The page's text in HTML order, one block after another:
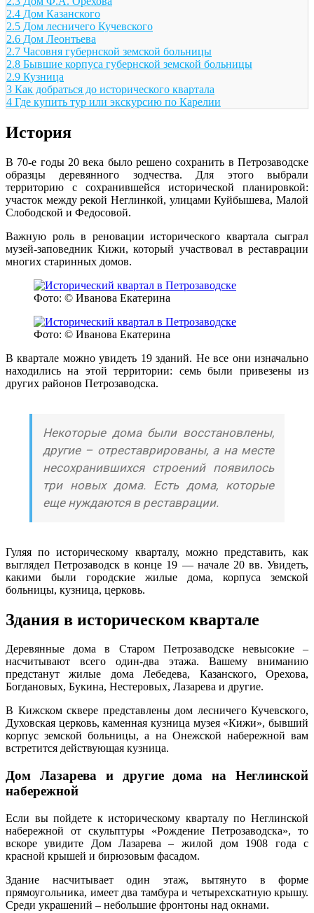
2.4 Дом Казанского
2.5 Дом лесничего Кучевского
2.6 Дом Леонтьева
2.7 Часовня губернской земской больницы
2.8 Бывшие корпуса губернской земской больницы
2.9 Кузница
3 Как добраться до исторического квартала
4 Где купить тур или экскурсию по Карелии
История
В 70-е годы 20 века было решено сохранить в Петрозаводске
образцы деревянного зодчества. Для этого выбрали
территорию с сохранившейся исторической планировкой:
участок между рекой Неглинкой, улицами Куйбышева, Малой
Слободской и Федосовой.
Важную роль в реновации исторического квартала сыграл
музей-заповедник Кижи, который участвовал в реставрации
многих старинных домов.
Фото: © Иванова Екатерина
Фото: © Иванова Екатерина
В квартале можно увидеть 19 зданий. Не все они изначально
находились на этой территории: семь были привезены из
других районов Петрозаводска.
Некоторые дома были восстановлены,
другие – отреставрированы, а на месте
несохранившихся строений появилось
три новых дома. Есть дома, которые
еще нуждаются в реставрации.
Гуляя по историческому кварталу, можно представить, как
выглядел Петрозаводск в конце 19 — начале 20 вв. Увидеть,
какими были городские жилые дома, корпуса земской
больницы, кузница, церковь.
Здания в историческом квартале
Деревянные дома в Старом Петрозаводске невысокие –
насчитывают всего один-два этажа. Вашему вниманию
предстанут жилые дома Лебедева, Казанского, Орехова,
Богдановых, Букина, Нестеровых, Лазарева и другие.
В Кижском сквере представлены дом лесничего Кучевского,
Духовская церковь, каменная кузница музея «Кижи», бывший
корпус земской больницы, а на Онежской набережной вам
встретится действующая кузница.
Дом Лазарева и другие дома на Неглинской
набережной
Если вы пойдете к историческому кварталу по Неглинской
набережной от скульптуры «Рождение Петрозаводска», то
вскоре увидите Дом Лазарева – жилой дом 1908 года с
красной крышей и бирюзовым фасадом.
Здание насчитывает один этаж, вытянуто в форме
прямоугольника, имеет два тамбура и четырехскатную крышу.
Среди украшений – небольшие фронтоны над окнами.